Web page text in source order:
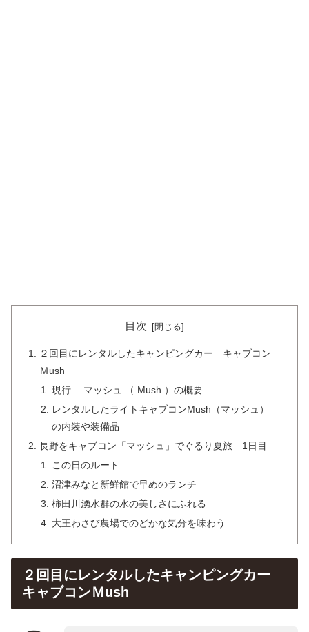
目次
２回目にレンタルしたキャンピングカー キャブコン
Ｍush
現行 マッシュ （ Mush ）の概要
レンタルしたライトキャブコンMush（マッシュ）
の内装や装備品
長野をキャブコン「マッシュ」でぐるり夏旅 1日目
この日のルート
沼津みなと新鮮館で早めのランチ
柿田川湧水群の水の美しさにふれる
大王わさび農場でのどかな気分を味わう
２回目にレンタルしたキャンピングカー
キャブコンＭush